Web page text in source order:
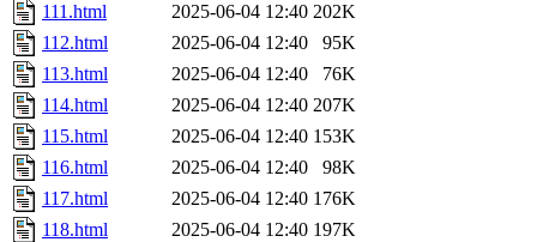
111.html
2025-06-04 12:40 202K
112.html
2025-06-04 12:40
95K
113.html
2025-06-04 12:40
76K
114.html
2025-06-04 12:40 207K
115.html
2025-06-04 12:40 153K
116.html
2025-06-04 12:40
98K
117.html
2025-06-04 12:40 176K
118.html
2025-06-04 12:40 197K